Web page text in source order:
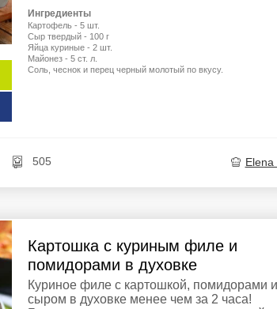
Ингредиенты
Картофель - 5 шт.
Сыр твердый - 100 г
Яйца куриные - 2 шт.
Майонез - 5 ст. л.
Соль, чеснок и перец черный молотый по вкусу.
505 Elena
Картошка с куриным филе и
помидорами в духовке
Куриное филе с картошкой, помидорами и
сыром в духовке менее чем за 2 часа!